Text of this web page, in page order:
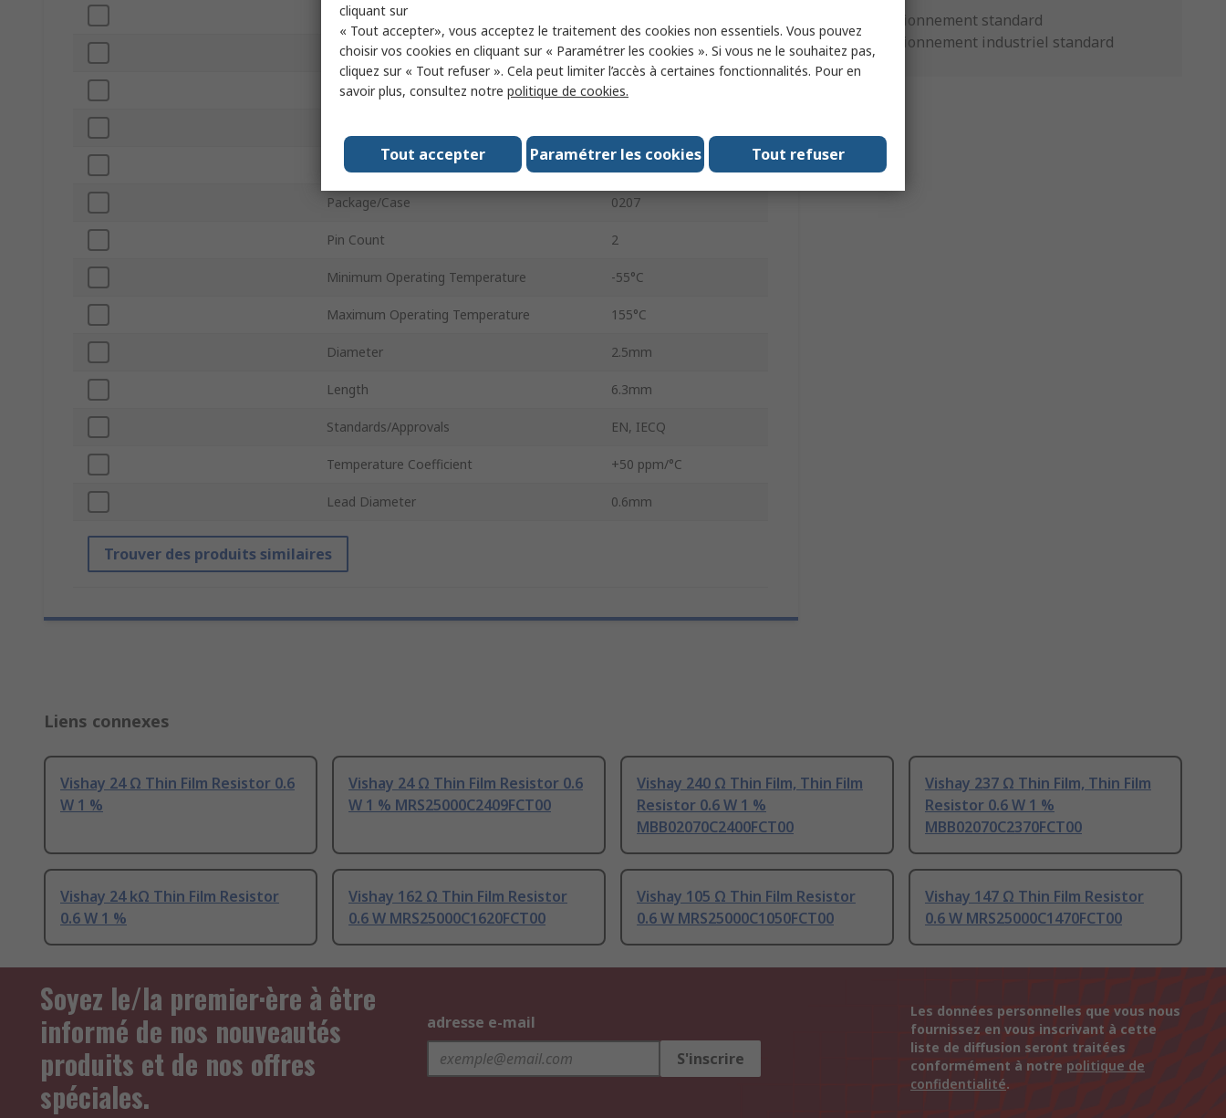
Conditionnement standard
Conditionnement industriel standard
Packaging
Voltage 350V
Technology Thin Film
Automotive Standard No
Package/Case 0207
Pin Count 2
Minimum Operating Temperature -55°C
Maximum Operating Temperature 155°C
Diameter 2.5mm
Length 6.3mm
Standards/Approvals EN, IECQ
Temperature Coefficient +50 ppm/°C
Lead Diameter 0.6mm
Trouver des produits similaires
Liens connexes
Vishay 24 Ω Thin Film Resistor 0.6
W 1 %
Vishay 24 Ω Thin Film Resistor 0.6
W 1 % MRS25000C2409FCT00
Vishay 240 Ω Thin Film, Thin Film
Resistor 0.6 W 1 %
MBB02070C2400FCT00
Vishay 237 Ω Thin Film, Thin Film
Resistor 0.6 W 1 %
MBB02070C2370FCT00
Vishay 24 kΩ Thin Film Resistor
0.6 W 1 %
Vishay 162 Ω Thin Film Resistor
0.6 W MRS25000C1620FCT00
Vishay 105 Ω Thin Film Resistor
0.6 W MRS25000C1050FCT00
Vishay 147 Ω Thin Film Resistor
0.6 W MRS25000C1470FCT00
Soyez le/la premier·ère à être
informé de nos nouveautés
produits et de nos offres
spéciales.
adresse e-mail
S'inscrire
Les données personnelles que vous nous
fournissez en vous inscrivant à cette
liste de diffusion seront traitées
conformément à notre politique de
confidentialité.
cliquant sur
« Tout accepter», vous acceptez le traitement des cookies non essentiels. Vous pouvez
choisir vos cookies en cliquant sur « Paramétrer les cookies ». Si vous ne le souhaitez pas,
cliquez sur « Tout refuser ». Cela peut limiter l’accès à certaines fonctionnalités. Pour en
savoir plus, consultez notre politique de cookies.
Tout accepter Paramétrer les cookies Tout refuser